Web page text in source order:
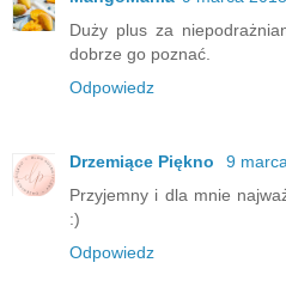
Duży plus za
dobrze go poznać.
Odpowiedz
Drzemiące Piękno
9
Przyjemny i dla mnie
:)
Odpowiedz